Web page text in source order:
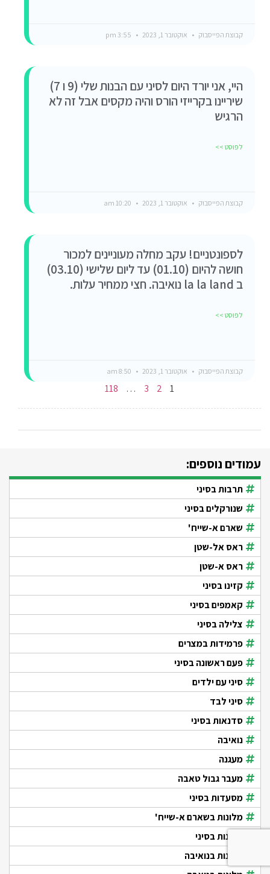
קבוצת הפייסבוק אוקטובר 1, 2023
היי, אני יורד היום לסיני עם הבנות שלי (9 ו 7)
שיריינו בקרייזי הורס והיה מקסים אבל זה לא
הרגיש
לפוסט >>
קבוצת הפייסבוק אוקטובר 1, 2023
לספונטניים! עקב מחלה מעוניינים למכור
חושה להיום (01.10) עד ליום שלישי (03.10)
ב la la land נואיבה. חצי ממחיר עלות.
לפוסט >>
קבוצת הפייסבוק אוקטובר 1, 2023
1
2
3
…
118
עמודים נוספים:
תרבות בסיני
שנורקלים בסיני
שארם א-שייח'
ראס אל-שטן
ראס א-שטן
קזינו בסיני
קאמפים בסיני
צלילה בסיני
פרמידות במצרים
פעם ראשונה בסיני
סיני עם ילדים
סיני לבד
סדנאות בסיני
נואיבה
מעגנה
מעבר גבול טאבה
מסעדות בסיני
מלונות בשארם א-שייח'
מלונות בסיני
מלונות בנואיבה